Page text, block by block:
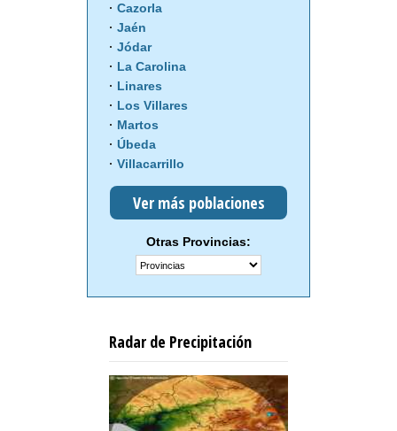
Cazorla
Jaén
Jódar
La Carolina
Linares
Los Villares
Martos
Úbeda
Villacarrillo
Ver más poblaciones
Otras Provincias:
Radar de Precipitación